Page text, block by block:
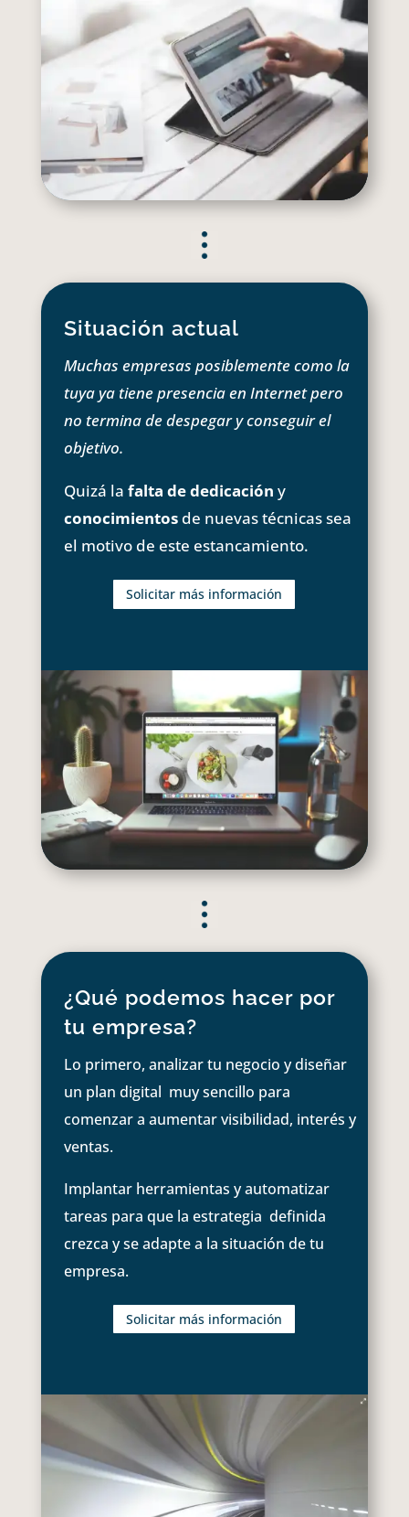
Situación actual
Muchas empresas posiblemente como la
tuya ya tiene presencia en Internet pero
no termina de despegar y conseguir el
objetivo.
Quizá la falta de dedicación y
conocimientosde nuevas técnicas sea
el motivo de este estancamiento.
Solicitar más información
¿Qué podemos hacer por
tu empresa?
Lo primero, analizar tu negocio y diseñar
un plan digital muy sencillo para
comenzar a aumentar visibilidad, interés y
ventas.
Implantar herramientas y automatizar
tareas para que la estrategia definida
crezca y se adapte a la situación de tu
empresa.
Solicitar más información